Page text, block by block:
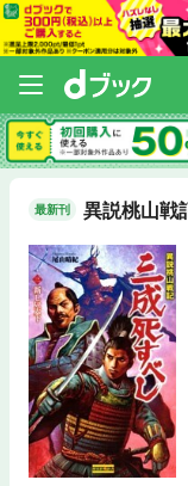
最新刊 異説桃山戦